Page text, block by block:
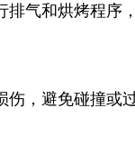
气和烘烤程序
，避免碰撞或